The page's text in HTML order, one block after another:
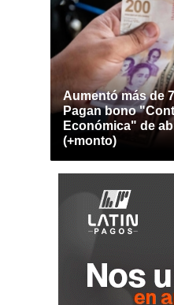
Aumentó más de
Pagan bono
Económica" de
(+monto)